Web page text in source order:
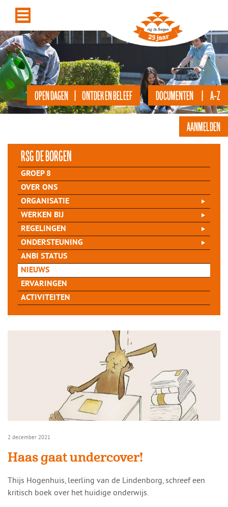
DOCUMENTEN | A-Z
OPEN DAGEN | ONTDEK EN BELEEF
AANMELDEN
rsg de Borgen
GROEP 8
OVER ONS
ORGANISATIE
WERKEN BIJ
REGELINGEN
ONDERSTEUNING
ANBI STATUS
NIEUWS
ERVARINGEN
ACTIVITEITEN
2 december 2021
Haas gaat undercover!
​​Thijs Hogenhuis, leerling van de Lindenborg, schreef een
kritisch boek over het huidige onderwijs.